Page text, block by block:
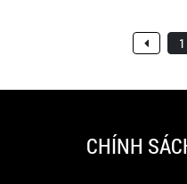
1
CHÍNH